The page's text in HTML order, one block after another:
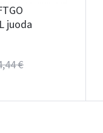
juoda
€